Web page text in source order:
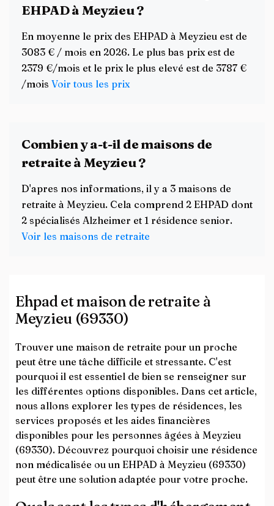
EHPAD à Meyzieu ?
En moyenne le prix des EHPAD à Meyzieu est de
3083 € / mois en 2026. Le plus bas prix est de
2379 €/mois et le prix le plus elevé est de 3787 €
/mois Voir tous les prix
Combien y a-t-il de maisons de
retraite à Meyzieu ?
D'apres nos informations, il y a 3 maisons de
retraite à Meyzieu. Cela comprend 2 EHPAD dont
2 spécialisés Alzheimer et 1 résidence senior.
Voir les maisons de retraite
Ehpad et maison de retraite à
Meyzieu (69330)
Trouver une maison de retraite pour un proche
peut être une tâche difficile et stressante. C'est
pourquoi il est essentiel de bien se renseigner sur
les différentes options disponibles. Dans cet article,
nous allons explorer les types de résidences, les
services proposés et les aides financières
disponibles pour les personnes âgées à Meyzieu
(69330). Découvrez pourquoi choisir une résidence
non médicalisée ou un EHPAD à Meyzieu (69330)
peut être une solution adaptée pour votre proche.